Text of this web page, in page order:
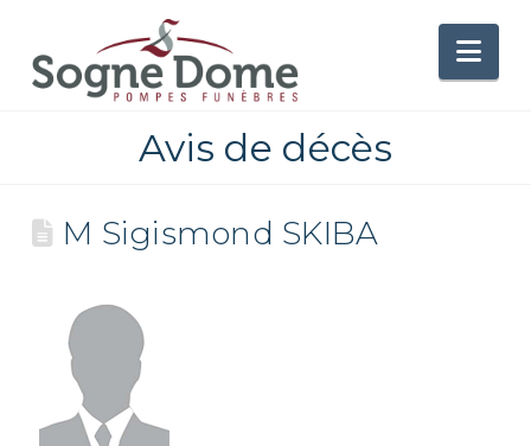
Avis de décès
M Sigismond SKIBA